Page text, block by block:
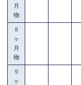
月
物
8
ヶ
月
物
9
ヶ